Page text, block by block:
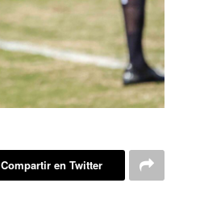
Compartir en Twitter